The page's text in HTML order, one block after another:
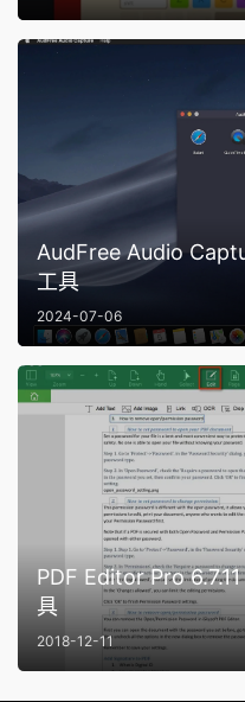
AudFree Audio Capture 3.5.0
工具
2024-07-06
PDF Editor Pro
具
2018-12-11